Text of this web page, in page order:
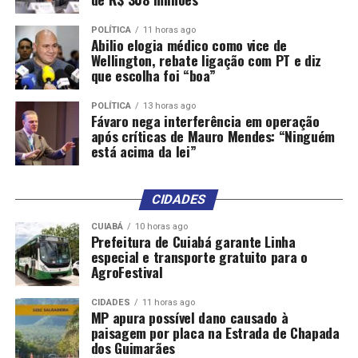
Inclusão de financiamento;
Baixa de financiamento;
Requerimento para condutor PCD;
Inclusão de atividade remunerada EAR na CNH
(para motoristas profissionais e de aplicativo);
Emissão de certidão do condutor;
Consulta de informações de veículos;
Defesa e Recurso de infração de trânsito e muitos
outros;
Emissão da credencial de estacionamento de
idoso (através do aplicativo Carteira Digital de
Trânsito);
Indicação de Real Infrator (através do aplicativo
Carteira Digital de Trânsito).
Atendimento virtual
POLÍTICA 11 horas ago
Abilio elogia médico como vice de
Wellington, rebate ligação com PT e diz
que escolha foi “boa”
POLÍTICA 13 horas ago
Fávaro nega interferência em operação
após críticas de Mauro Mendes: “Ninguém
está acima da lei”
CIDADES
CUIABÁ 10 horas ago
Prefeitura de Cuiabá garante Linha
especial e transporte gratuito para o
AgroFestival
CIDADES 11 horas ago
MP apura possível dano causado à
paisagem por placa na Estrada de Chapada
dos Guimarães